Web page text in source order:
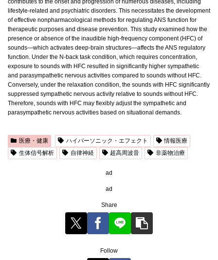
contributes to the onset and progression of numerous diseases, including
lifestyle-related and psychiatric disorders. This necessitates the development
of effective nonpharmacological methods for regulating ANS function for
therapeutic purposes and disease prevention. This study examined how the
presence or absence of the inaudible high-frequency component (HFC) of
sounds—which activates deep-brain structures—affects the ANS regulatory
function. Under the N-back task condition, which requires concentration,
exposure to sounds with HFC resulted in significantly higher sympathetic
and parasympathetic nervous activities compared to sounds without HFC.
Conversely, under the relaxation condition, the sounds with HFC significantly
suppressed sympathetic nervous activity relative to sounds without HFC.
Therefore, sounds with HFC may flexibly adjust the sympathetic and
parasympathetic nervous activities based on situational demands.
医療・健康 ハイパーソニック・エフェクト
情報医療
生体信号解析
自律神経 超高周波音 非薬物治療
ad
ad
Share
Follow